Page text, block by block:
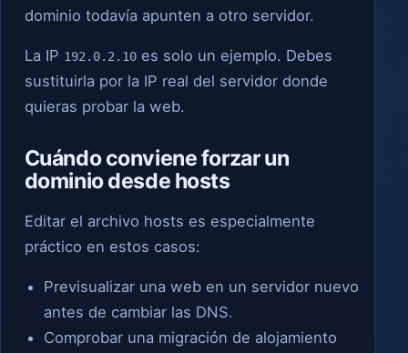
dominio todavía apunten a otro servidor.
La IP 192.0.2.10es solo un ejemplo. Debes
sustituirla por la IP real del servidor donde
quieras probar la web.
Cuándo conviene forzar un
dominio desde hosts
Editar el archivo hosts es especialmente
práctico en estos casos:
Previsualizar una web en un servidor nuevo
antes de cambiar las DNS.
Comprobar una migración de alojamiento